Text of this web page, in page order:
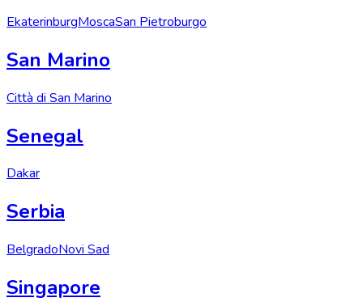
EkaterinburgMoscaSan Pietroburgo
San Marino
Città di San Marino
Senegal
Dakar
Serbia
BelgradoNovi Sad
Singapore